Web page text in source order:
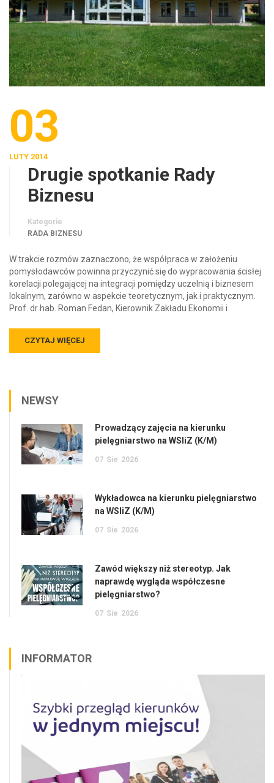
03
LUTY 2014
Drugie spotkanie Rady
Biznesu
Kategorie
RADA BIZNESU
W trakcie rozmów zaznaczono, że współpraca w założeniu
pomysłodawców powinna przyczynić się do wypracowania ścisłej
korelacji polegającej na integracji pomiędzy uczelnią i biznesem
lokalnym, zarówno w aspekcie teoretycznym, jak i praktycznym.
Prof. dr hab. Roman Fedan, Kierownik Zakładu Ekonomii i
CZYTAJ WIĘCEJ
NEWSY
Prowadzący zajęcia na kierunku
pielęgniarstwo na WSIiZ (K/M)
07 Sie 2026
Wykładowca na kierunku pielęgniarstwo
na WSIiZ (K/M)
07 Sie 2026
Zawód większy niż stereotyp. Jak
naprawdę wygląda współczesne
pielęgniarstwo?
07 Sie 2026
INFORMATOR